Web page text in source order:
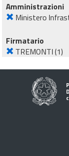
Amministrazioni
Ministero
Firmatario
TREMONTI(1)